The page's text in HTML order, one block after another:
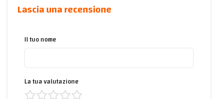
Lascia una recensione
Il tuo nome
La tua valutazione